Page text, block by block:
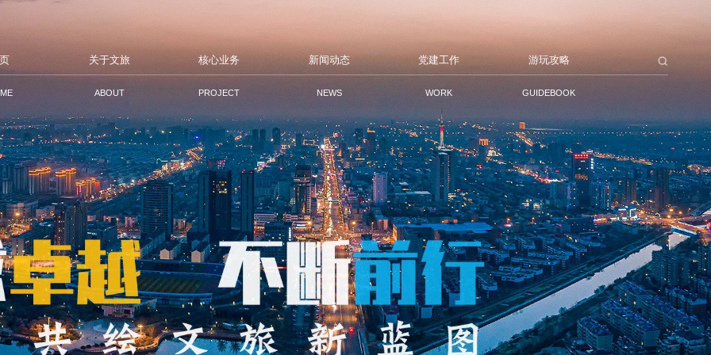
关于文旅
ABOUT
核心业务
PROJECT
新闻动态
NEWS
党建工作
WORK
游玩攻略
GUIDEBOOK